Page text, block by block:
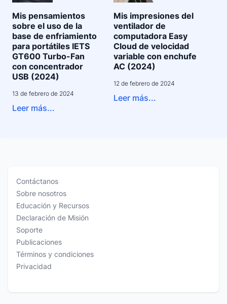
Mis pensamientos
sobre el uso de la
base de enfriamiento
para portátiles IETS
GT600 Turbo-Fan
con concentrador
USB (2024)
13 de febrero de 2024
Leer más...
Mis impresiones del
ventilador de
computadora Easy
Cloud de velocidad
variable con enchufe
AC (2024)
12 de febrero de 2024
Leer más...
Contáctanos
Sobre nosotros
Educación y Recursos
Declaración de Misión
Soporte
Publicaciones
Términos y condiciones
Privacidad